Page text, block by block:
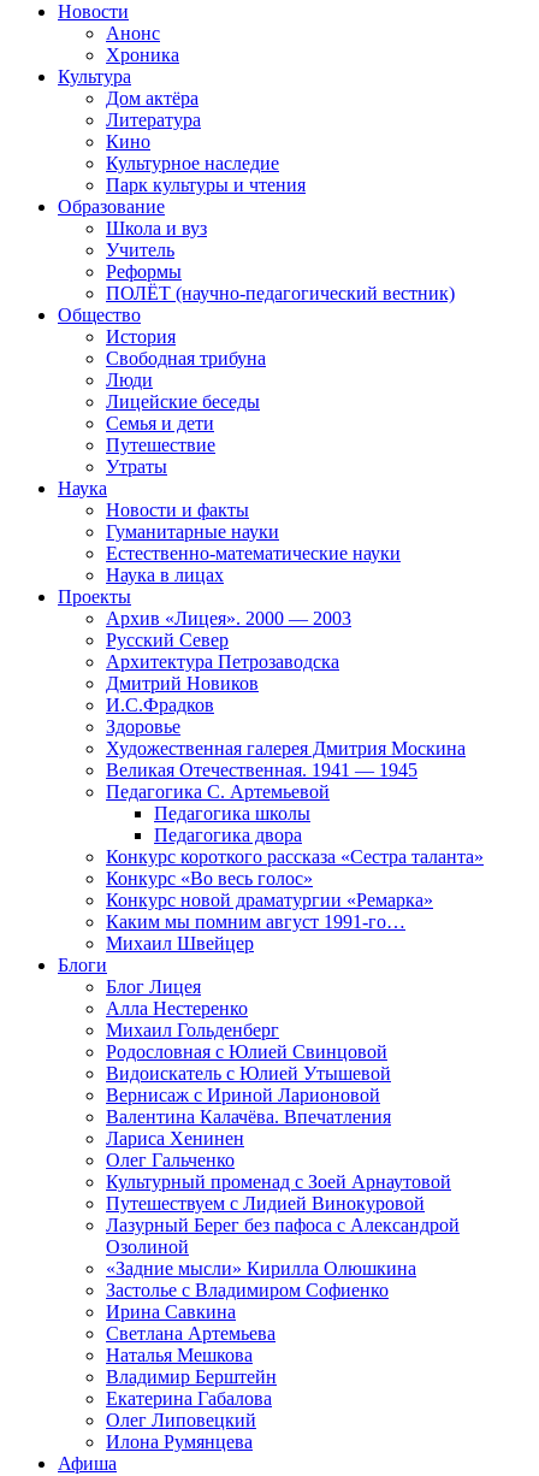
Новости
Анонс
Хроника
Культура
Дом актёра
Литература
Кино
Культурное наследие
Парк культуры и чтения
Образование
Школа и вуз
Учитель
Реформы
ПОЛЁТ (научно-педагогический вестник)
Общество
История
Свободная трибуна
Люди
Лицейские беседы
Семья и дети
Путешествие
Утраты
Наука
Новости и факты
Гуманитарные науки
Естественно-математические науки
Наука в лицах
Проекты
Архив «Лицея». 2000 — 2003
Русский Север
Архитектура Петрозаводска
Дмитрий Новиков
И.С.Фрадков
Здоровье
Художественная галерея Дмитрия Москина
Великая Отечественная. 1941 — 1945
Педагогика С. Артемьевой
Педагогика школы
Педагогика двора
Конкурс короткого рассказа «Сестра таланта»
Конкурс «Во весь голос»
Конкурс новой драматургии «Ремарка»
Каким мы помним август 1991-го…
Михаил Швейцер
Блоги
Блог Лицея
Алла Нестеренко
Михаил Гольденберг
Родословная с Юлией Свинцовой
Видоискатель с Юлией Утышевой
Вернисаж с Ириной Ларионовой
Валентина Калачёва. Впечатления
Лариса Хенинен
Олег Гальченко
Культурный променад с Зоей Арнаутовой
Путешествуем с Лидией Винокуровой
Лазурный Берег без пафоса с Александрой
Озолиной
«Задние мысли» Кирилла Олюшкина
Застолье с Владимиром Софиенко
Ирина Савкина
Светлана Артемьева
Наталья Мешкова
Владимир Берштейн
Екатерина Габалова
Олег Липовецкий
Илона Румянцева
Афиша